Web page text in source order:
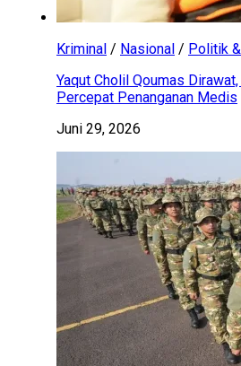
Kriminal / Nasional / Politik
Yaqut Cholil Qoumas
Percepat Penanganan Medis
Juni 29, 2026